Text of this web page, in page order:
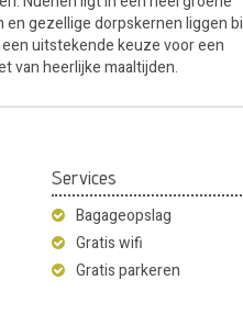
gezellige dorpskernen liggen
uitstekende keuze voor een
van heerlijke maaltijden.
Services
Bagageopslag
Gratis wifi
Gratis parkeren